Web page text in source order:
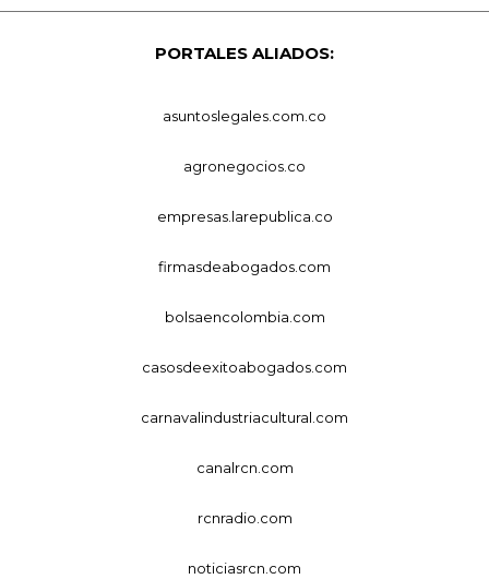
PORTALES ALIADOS:
asuntoslegales.com.co
agronegocios.co
empresas.larepublica.co
firmasdeabogados.com
bolsaencolombia.com
casosdeexitoabogados.com
carnavalindustriacultural.com
canalrcn.com
rcnradio.com
noticiasrcn.com